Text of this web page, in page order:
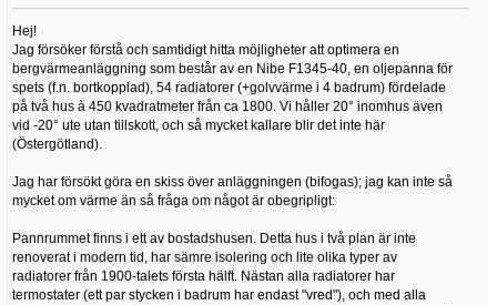
Hej!
Jag försöker förstå och samtidigt hitta möjligheter att optimera en
bergvärmeanläggning som består av en Nibe F1345-40, en oljepanna för
spets (f.n. bortkopplad), 54 radiatorer (+golvvärme i 4 badrum) fördelade
på två hus à 450 kvadratmeter från ca 1800. Vi håller 20° inomhus även
vid -20° ute utan tillskott, och så mycket kallare blir det inte här
(Östergötland).
Jag har försökt göra en skiss över anläggningen (bifogas); jag kan inte så
mycket om värme än så fråga om något är obegripligt:
Pannrummet finns i ett av bostadshusen. Detta hus i två plan är inte
renoverat i modern tid, har sämre isolering och lite olika typer av
radiatorer från 1900-talets första hälft. Nästan alla radiatorer har
termostater (ett par stycken i badrum har endast "vred"), och med alla